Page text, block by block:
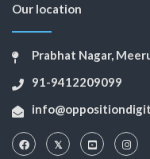
Our location
Prabhat Nagar,
91-9412209099